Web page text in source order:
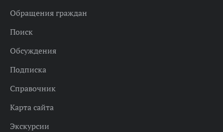
Обращения граждан
Поиск
Обсуждения
Подписка
Справочник
Карта сайта
Экскурсии